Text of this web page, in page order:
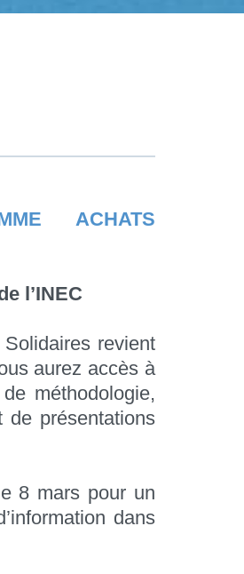
ACHATS
l’INEC
revient
aurez accès à
méthodologie,
de présentations
8 mars pour un
dans